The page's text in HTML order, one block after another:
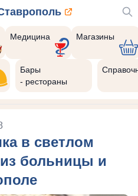
Медицина Магазины
Бары
- рестораны
в светлом
больницы и